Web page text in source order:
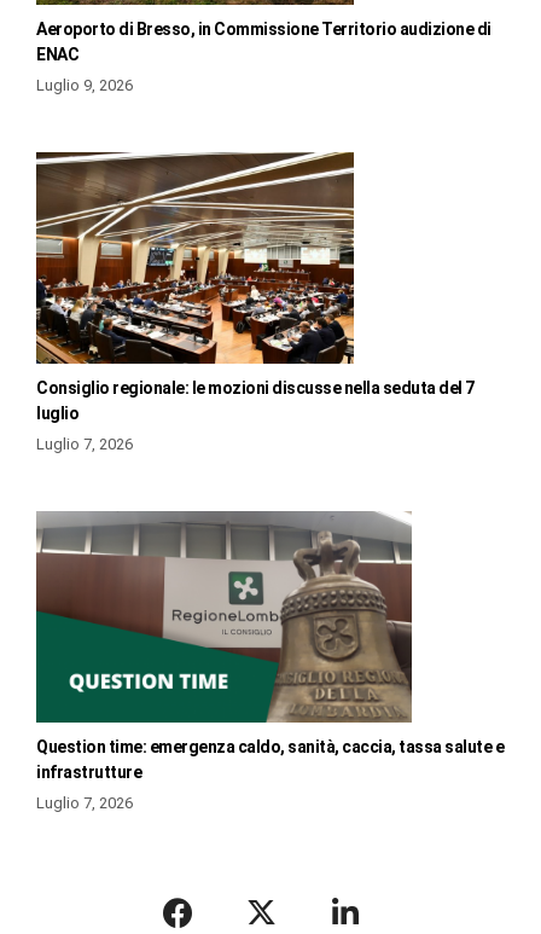
Aeroporto di Bresso, in Commissione Territorio audizione di
ENAC
Luglio 9, 2026
Consiglio regionale: le mozioni discusse nella seduta del 7
luglio
Luglio 7, 2026
Question time: emergenza caldo, sanità, caccia, tassa salute e
infrastrutture
Luglio 7, 2026